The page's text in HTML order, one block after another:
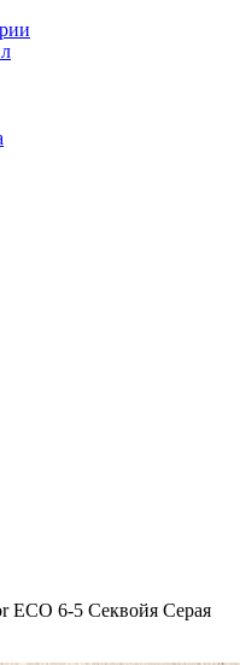
ЕСО 6-5 Секвойя Серая